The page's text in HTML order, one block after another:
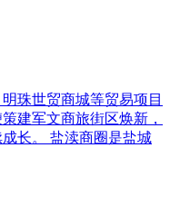
珠世贸商城等贸易项目
建军文商旅街区焕新，
长。 盐渎商圈是盐城